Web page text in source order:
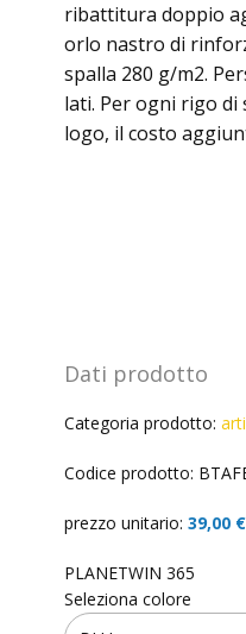
ribattitura doppio
orlo nastro di
spalla 280 g/m2.
lati. Per ogni rigo di
logo, il costo
Dati prodotto
Categoria prodotto:
Codice prodotto:
prezzo unitario: 39,00 €
PLANETWIN 365
Seleziona colore